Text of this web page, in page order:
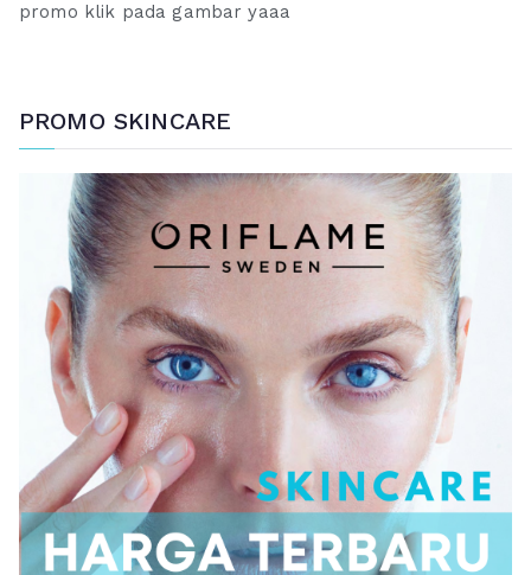
promo klik pada gambar yaaa
PROMO SKINCARE